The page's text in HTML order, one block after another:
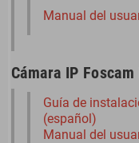
Manual del
Cámara IP
Guía de
(español)
Manual del